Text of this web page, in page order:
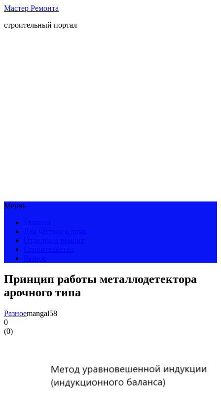
Мастер Ремонта
строительный портал
Меню
Принцип работы металлодетектора
арочного типа
Разноеmangal58
0
(0)